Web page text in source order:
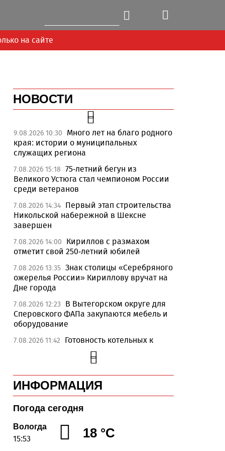
на сайте
НОВОСТИ
9.08.2026 10:30
Много лет на благо родного
края: истории о муниципальных
служащих региона
7.08.2026 15:18 75-летний бегун из
Великого Устюга стал чемпионом России
среди ветеранов
7.08.2026 14:34 Первый этап строительства
Никольской набережной в Шексне
завершен
7.08.2026 14:00
Кириллов с размахом
отметит свой 250-летний юбилей
7.08.2026 13:35 Знак столицы «Серебряного
ожерелья России» Кириллову вручат на
Дне города
7.08.2026 12:23
В Вытегорском округе для
Сперовского ФАПа закупаются мебель и
оборудование
7.08.2026 11:42
Готовность котельных к
отопительному сезону на Вологодчине
7.08.2026 11:25 Новые аппараты МРТ
установят в двух медучреждениях
Вологодской области
7.08.2026 10:41 В Устюжне отметят 774-
летие города фестивалем кузнечного
мастерства
ИНФОРМАЦИЯ
Погода сегодня
Вологда
15:53 18 °C